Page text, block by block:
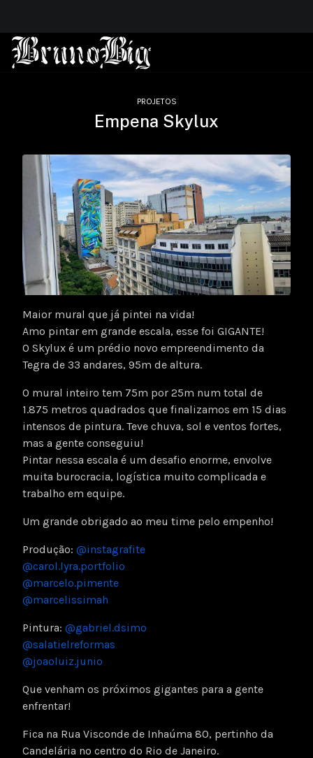
PROJETOS
Empena Skylux
Maior mural que já pintei na vida!
Amo pintar em grande escala, esse foi GIGANTE!
O Skylux é um prédio novo empreendimento da
Tegra de 33 andares, 95m de altura.
O mural inteiro tem 75m por 25m num total de
1.875 metros quadrados que finalizamos em 15 dias
intensos de pintura. Teve chuva, sol e ventos fortes,
mas a gente conseguiu!
Pintar nessa escala é um desafio enorme, envolve
muita burocracia, logística muito complicada e
trabalho em equipe.
Um grande obrigado ao meu time pelo empenho!
Produção: @instagrafite
@carol.lyra.portfolio
@marcelo.pimente
@marcelissimah
Pintura: @gabriel.dsimo
@salatielreformas
@joaoluiz.junio
Que venham os próximos gigantes para a gente
enfrentar!
Fica na Rua Visconde de Inhaúma 80, pertinho da
Candelária no centro do Rio de Janeiro.